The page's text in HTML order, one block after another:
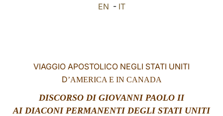
LATINE
EN - IT
VIAGGIO APOSTOLICO NEGLI STATI UNITI
D’AMERICA E IN CANADA
DISCORSO DI GIOVANNI PAOLO II
AI DIACONI PERMANENTI DEGLI STATI UNITI